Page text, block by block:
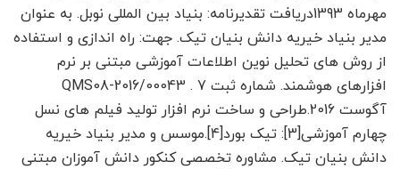
مهرماه 1393دریافت تقدیرنامه: بنیاد بین المللی نوبل. به عنوان
مدیر بنیاد خیریه دانش بنیان تیک. جهت: راه اندازی و استفاده
از روش های تحلیل نوین اطلاعات آموزشی مبتنی بر نرم
افزارهای هوشمند. شماره ثبت QMS08-2016/00043 . 7
آگوست 2016.طراحی و ساخت نرم افزار تولید فیلم های نسل
چهارم آموزشی[3]: تیک بورد[4].موسس و مدیر بنیاد خیریه
دانش بنیان تیک. مشاوره تخصصی کنکور دانش آموزان مبتنی